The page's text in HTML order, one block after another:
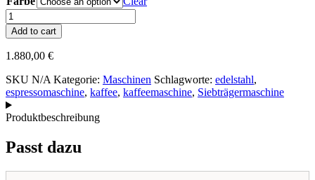
bg
sessantuno
epoca
quantity
Add to cart
1.880,00 €
SKU N/A Kategorie: Maschinen Schlagworte: edelstahl,
espressomaschine, kaffee, kaffeemaschine, Siebträgermaschine
Produktbeschreibung
Passt dazu